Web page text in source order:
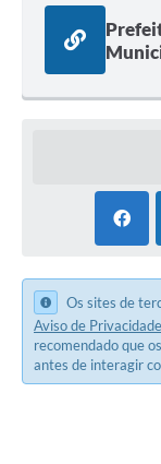
Os sites de
Aviso de Privacidade
recomendado que
antes de interagir